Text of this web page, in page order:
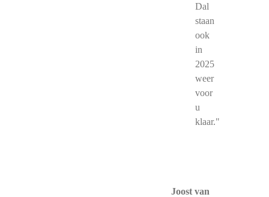
Dal
staan
ook
in
2025
weer
voor
u
klaar."
Joost van